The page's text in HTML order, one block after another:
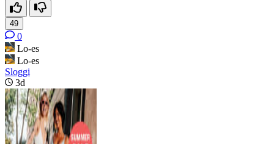
49
0
Lo-es
Lo-es
Sloggi
3d